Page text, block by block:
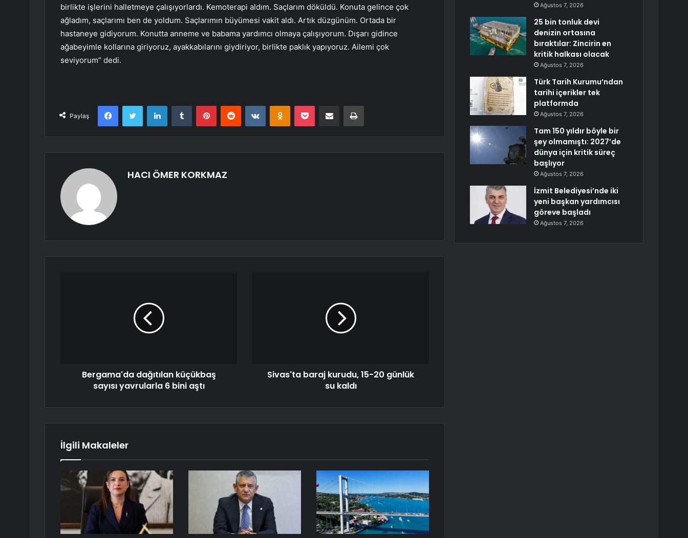
birlikte işlerini halletmeye çalışıyorlardı. Kemoterapi aldım. Saçlarım döküldü. Konuta gelince çok
ağladım, saçlarımı ben de yoldum. Saçlarımın büyümesi vakit aldı. Artık düzgünüm. Ortada bir
hastaneye gidiyorum. Konutta anneme ve babama yardımcı olmaya çalışıyorum. Dışarı gidince
ağabeyimle kollarına giriyoruz, ayakkabılarını giydiriyor, birlikte paklık yapıyoruz. Ailemi çok
seviyorum” dedi.
Paylaş
FacebookTwitter LinkedInTumblr PinterestReddit VKontakteOdnoklassniki
Pocket E-Posta ile paylaş Yazdır
HACI ÖMER KORKMAZ
Bergama'da dağıtılan küçükbaş
sayısı yavrularla 6 bini aştı
Sivas'ta baraj kurudu, 15-20 günlük
su kaldı
İlgili Makaleler
Ağustos 7, 2026
25 bin tonluk devi
denizin ortasına
bıraktılar: Zincirin en
kritik halkası olacak
Ağustos 7, 2026
Türk Tarih Kurumu’ndan
tarihi içerikler tek
platformda
Ağustos 7, 2026
Tam 150 yıldır böyle bir
şey olmamıştı: 2027’de
dünya için kritik süreç
başlıyor
Ağustos 7, 2026
İzmit Belediyesi’nde iki
yeni başkan yardımcısı
göreve başladı
Ağustos 7, 2026